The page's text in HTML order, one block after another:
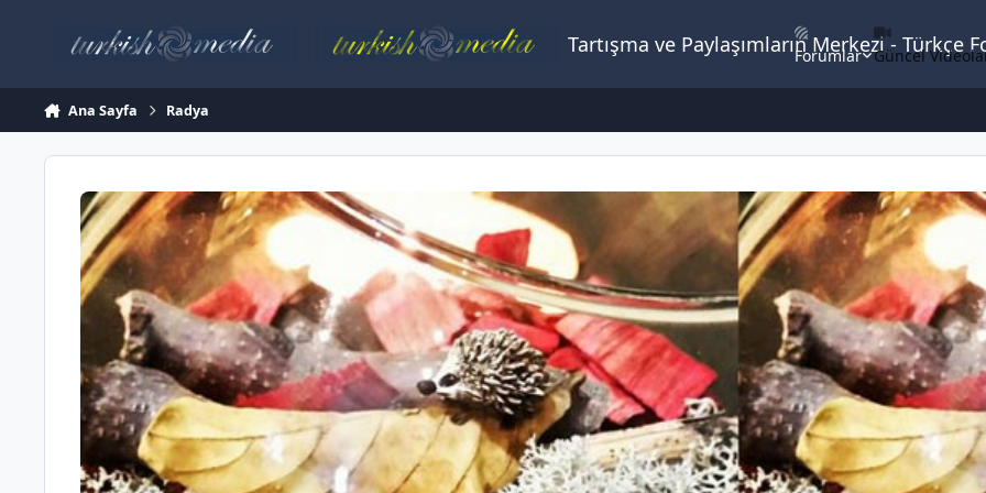
Tartışma ve Paylaşımların Merkezi -
Forumlar Güncel
Ana Sayfa Radya